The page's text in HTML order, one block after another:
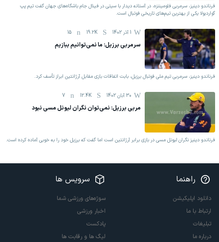
فرناندو دینیز، سرمربی فلومیننزه، در آستانه دیدار با سیتی در فینال جام باشگاه‌های ‏جهان گفت تیم پپ
گواردیولا یکی از بهترین تیم‌های تاریخی فوتبال است. ‏
1 آذر 1402 19.2K
15
سرمربی برزیل: ما نمی‌توانیم ببازیم
فرناندو دینیز، سرمربی تیم ملی فوتبال برزیل، بابت اتفاقات بازی مقابل آرژانتین ابراز تأسف کرد.
30 آبان 1402 12.4K
7
مربی برزیل: نمی‌توان نگران لیونل مسی نبود
فرناندو دینیز نگران لیونل مسی در بازی برابر آرژانتین است اما گفت که برزیل خود را به خوبی آماده کرده است.
راهنما
دانلود اپلیکیشن
ارتباط با ما
تبلیغات
درباره ما
سرویس ها
سوژه‌های ورزشی شما
اخبار ورزشی
پادکست
لیگ ها و رقابت ها